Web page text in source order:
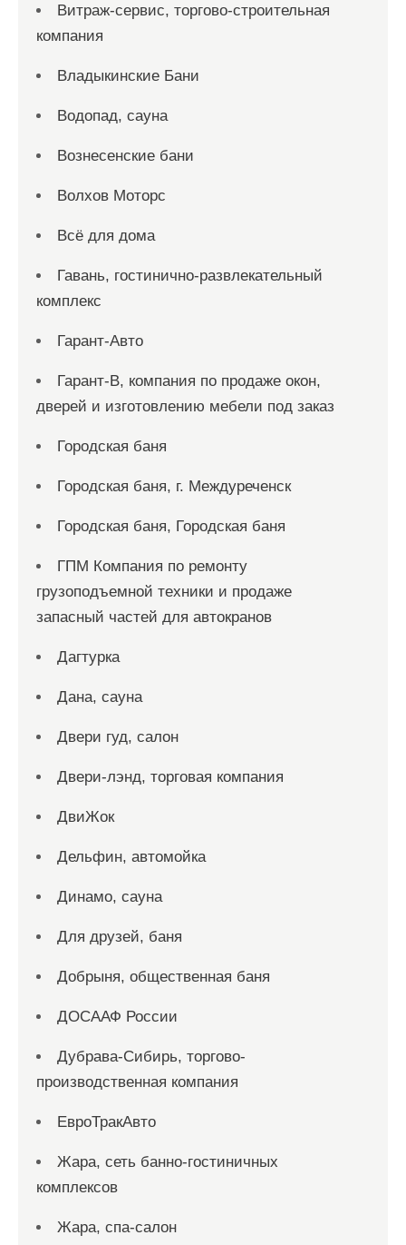
Витраж-сервис, торгово-строительная
компания
Владыкинские Бани
Водопад, сауна
Вознесенские бани
Волхов Моторс
Всё для дома
Гавань, гостинично-развлекательный
комплекс
Гарант-Авто
Гарант-В, компания по продаже окон,
дверей и изготовлению мебели под заказ
Городская баня
Городская баня, г. Междуреченск
Городская баня, Городская баня
ГПМ Компания по ремонту
грузоподъемной техники и продаже
запасный частей для автокранов
Дагтурка
Дана, сауна
Двери гуд, салон
Двери-лэнд, торговая компания
ДвиЖок
Дельфин, автомойка
Динамо, сауна
Для друзей, баня
Добрыня, общественная баня
ДОСААФ России
Дубрава-Сибирь, торгово-
производственная компания
ЕвроТракАвто
Жара, сеть банно-гостиничных
комплексов
Жара, спа-салон